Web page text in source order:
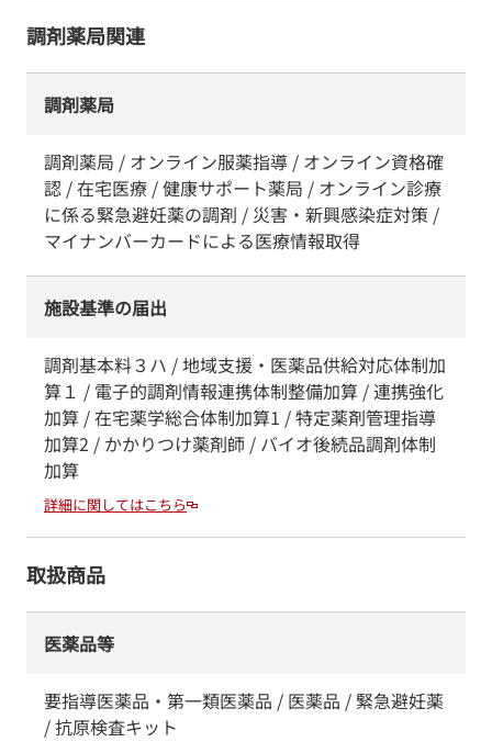
調剤薬局関連
調剤薬局
調剤薬局 / オンライン服薬指導 / オンライン資格確
認 / 在宅医療 / 健康サポート薬局 / オンライン診療
に係る緊急避妊薬の調剤 / 災害・新興感染症対策 /
マイナンバーカードによる医療情報取得
施設基準の届出
調剤基本料３ハ / 地域支援・医薬品供給対応体制加
算１ / 電子的調剤情報連携体制整備加算 / 連携強化
加算 / 在宅薬学総合体制加算1 / 特定薬剤管理指導
加算2 / かかりつけ薬剤師 / バイオ後続品調剤体制
加算
詳細に関してはこちら
取扱商品
医薬品等
要指導医薬品・第一類医薬品 / 医薬品 / 緊急避妊薬
/ 抗原検査キット